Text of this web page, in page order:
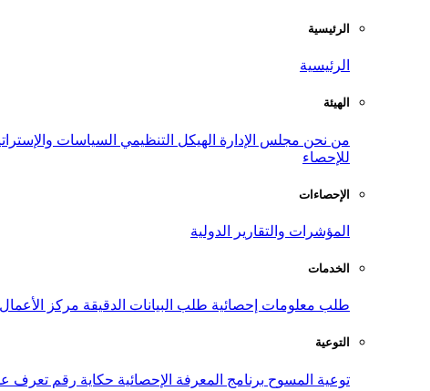
الرئيسية
الرئيسية
الهيئة
من نحن مجلس الإدارة الهيكل التنظيمي السياسات
للإحصاء
الإحصاءات
المؤشرات والتقارير الدولية
الخدمات
طلب معلومات إحصائية طلب البيانات الدقيقة مركز
التوعية
توعية المسوح برنامج المعرفة الإحصائية حكاية رقم تعرف